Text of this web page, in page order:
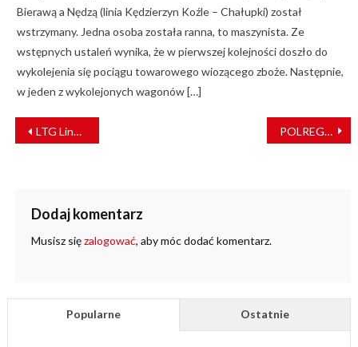
Bierawą a Nędzą (linia Kędzierzyn Koźle – Chałupki) został
wstrzymany. Jedna osoba została ranna, to maszynista. Ze
wstępnych ustaleń wynika, że w pierwszej kolejności doszło do
wykolejenia się pociągu towarowego wiozącego zboże. Następnie,
w jeden z wykolejonych wagonów […]
NAWIGACJA
WPISU
LTG Link połączy Wilno z Rygą POLREGIO może uruchamiać komercyjne pociągi z Krakowa do Ostrowca Świętokrzyskiego
Dodaj komentarz
Musisz sięzalogować, aby móc dodać komentarz.
Popularne Ostatnie